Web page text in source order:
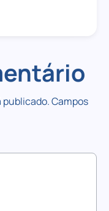
publicado.Campos